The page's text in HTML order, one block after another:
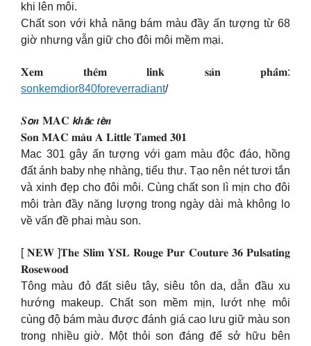
khi lên môi.
Chất son với khả năng bám màu đầy ấn tượng từ 68
giờ nhưng vẫn giữ cho đôi môi mềm mại.
𝐗𝐞𝐦 𝐭𝐡𝐞̂𝐦 𝐥𝐢𝐧𝐤 𝐬𝐚̉𝐧 𝐩𝐡𝐚̂̉𝐦:
sonkemdior840foreverradiant/
𝑺𝙤𝒏 𝐌𝐀𝐂 𝙠𝒉𝙖̆́𝒄 𝒕𝙚̂𝒏
𝐒𝐨𝐧 𝐌𝐀𝐂 𝐦𝐚̀𝐮 𝐀 𝐋𝐢𝐭𝐭𝐥𝐞 𝐓𝐚𝐦𝐞𝐝 𝟑𝟎𝟏
Mac 301 gây ấn tượng với gam màu độc đáo, hồng
đất ánh baby nhẹ nhàng, tiểu thư. Tạo nên nét tươi tắn
và xinh đẹp cho đôi môi. Cùng chất son lì mịn cho đôi
môi tràn đầy năng lượng trong ngày dài mà không lo
về vấn đề phai màu son.
[ 𝐍𝐄𝐖 ]𝐓𝐡𝐞 𝐒𝐥𝐢𝐦 𝐘𝐒𝐋 𝐑𝐨𝐮𝐠𝐞 𝐏𝐮𝐫 𝐂𝐨𝐮𝐭𝐮𝐫𝐞 𝟑𝟔 𝐏𝐮𝐥𝐬𝐚𝐭𝐢𝐧𝐠
𝐑𝐨𝐬𝐞𝐰𝐨𝐨𝐝
Tông màu đỏ đất siêu tây, siêu tôn da, dẫn đầu xu
hướng makeup. Chất son mềm mịn, lướt nhẹ môi
cùng độ bám màu được đánh giá cao lưu giữ màu son
trong nhiều giờ. Một thỏi son đáng để sở hữu bên